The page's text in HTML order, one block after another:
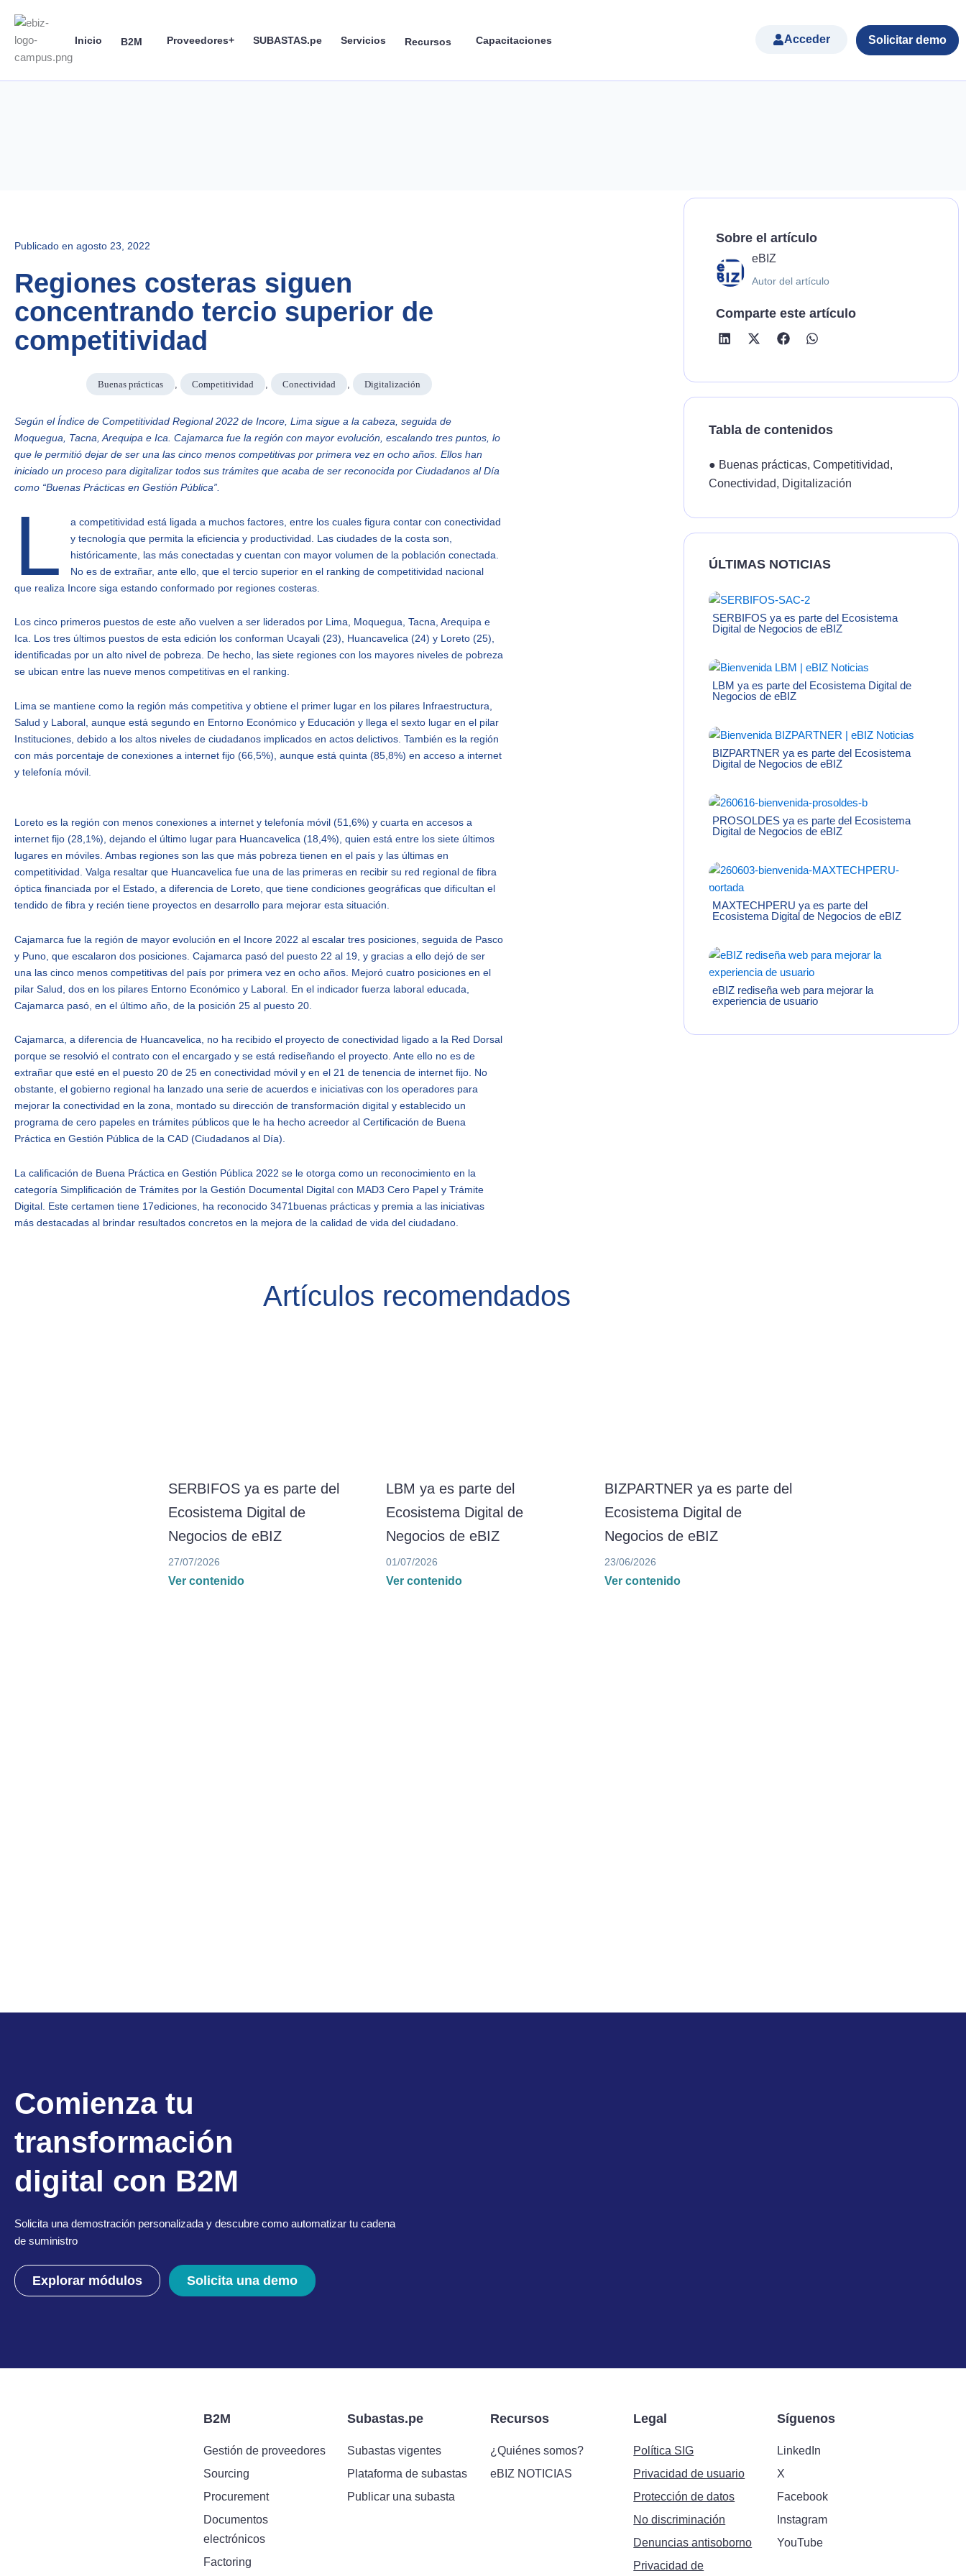
content
Inicio B2M Proveedores+ SUBASTAS.pe Servicios Recursos Capacitaciones Acceder Solicitar demo
Publicado en agosto 23, 2022
Regiones costeras siguen
concentrando tercio superior de
competitividad
Buenas prácticas , Competitividad , Conectividad , Digitalización
Según el Índice de Competitividad Regional 2022 de Incore, Lima sigue a la cabeza, seguida de
Moquegua, Tacna, Arequipa e Ica. Cajamarca fue la región con mayor evolución, escalando tres puntos, lo
que le permitió dejar de ser una las cinco menos competitivas por primera vez en ocho años. Ellos han
iniciado un proceso para digitalizar todos sus trámites que acaba de ser reconocida por Ciudadanos al Día
como “Buenas Prácticas en Gestión Pública”.
L
a competitividad está ligada a muchos factores, entre los cuales figura contar con conectividad
y tecnología que permita la eficiencia y productividad. Las ciudades de la costa son,
históricamente, las más conectadas y cuentan con mayor volumen de la población conectada.
No es de extrañar, ante ello, que el tercio superior en el ranking de competitividad nacional
que realiza Incore siga estando conformado por regiones costeras.
Los cinco primeros puestos de este año vuelven a ser liderados por Lima, Moquegua, Tacna, Arequipa e
Ica. Los tres últimos puestos de esta edición los conforman Ucayali (23), Huancavelica (24) y Loreto (25),
identificadas por un alto nivel de pobreza. De hecho, las siete regiones con los mayores niveles de pobreza
se ubican entre las nueve menos competitivas en el ranking.
Lima se mantiene como la región más competitiva y obtiene el primer lugar en los pilares Infraestructura,
Salud y Laboral, aunque está segundo en Entorno Económico y Educación y llega el sexto lugar en el pilar
Instituciones, debido a los altos niveles de ciudadanos implicados en actos delictivos. También es la región
con más porcentaje de conexiones a internet fijo (66,5%), aunque está quinta (85,8%) en acceso a internet
y telefonía móvil.
Loreto es la región con menos conexiones a internet y telefonía móvil (51,6%) y cuarta en accesos a
internet fijo (28,1%), dejando el último lugar para Huancavelica (18,4%), quien está entre los siete últimos
lugares en móviles. Ambas regiones son las que más pobreza tienen en el país y las últimas en
competitividad. Valga resaltar que Huancavelica fue una de las primeras en recibir su red regional de fibra
óptica financiada por el Estado, a diferencia de Loreto, que tiene condiciones geográficas que dificultan el
tendido de fibra y recién tiene proyectos en desarrollo para mejorar esta situación.
Cajamarca fue la región de mayor evolución en el Incore 2022 al escalar tres posiciones, seguida de Pasco
y Puno, que escalaron dos posiciones. Cajamarca pasó del puesto 22 al 19, y gracias a ello dejó de ser
una las cinco menos competitivas del país por primera vez en ocho años. Mejoró cuatro posiciones en el
pilar Salud, dos en los pilares Entorno Económico y Laboral. En el indicador fuerza laboral educada,
Cajamarca pasó, en el último año, de la posición 25 al puesto 20.
Cajamarca, a diferencia de Huancavelica, no ha recibido el proyecto de conectividad ligado a la Red Dorsal
porque se resolvió el contrato con el encargado y se está rediseñando el proyecto. Ante ello no es de
extrañar que esté en el puesto 20 de 25 en conectividad móvil y en el 21 de tenencia de internet fijo. No
obstante, el gobierno regional ha lanzado una serie de acuerdos e iniciativas con los operadores para
mejorar la conectividad en la zona, montado su dirección de transformación digital y establecido un
programa de cero papeles en trámites públicos que le ha hecho acreedor al Certificación de Buena
Práctica en Gestión Pública de la CAD (Ciudadanos al Día).
La calificación de Buena Práctica en Gestión Pública 2022 se le otorga como un reconocimiento en la
categoría Simplificación de Trámites por la Gestión Documental Digital con MAD3 Cero Papel y Trámite
Digital. Este certamen tiene 17ediciones, ha reconocido 3471buenas prácticas y premia a las iniciativas
más destacadas al brindar resultados concretos en la mejora de la calidad de vida del ciudadano.
Sobre el artículo
eBIZ
Autor del artículo
Comparte este artículo
Tabla de contenidos
● Buenas prácticas, Competitividad,
Conectividad, Digitalización
ÚLTIMAS NOTICIAS
SERBIFOS ya es parte del Ecosistema
Digital de Negocios de eBIZ
LBM ya es parte del Ecosistema Digital de
Negocios de eBIZ
BIZPARTNER ya es parte del Ecosistema
Digital de Negocios de eBIZ
PROSOLDES ya es parte del Ecosistema
Digital de Negocios de eBIZ
MAXTECHPERU ya es parte del
Ecosistema Digital de Negocios de eBIZ
eBIZ rediseña web para mejorar la
experiencia de usuario
Artículos recomendados
SERBIFOS ya es parte del
Ecosistema Digital de
Negocios de eBIZ
27/07/2026
Ver contenido
LBM ya es parte del
Ecosistema Digital de
Negocios de eBIZ
01/07/2026
Ver contenido
BIZPARTNER ya es parte del
Ecosistema Digital de
Negocios de eBIZ
23/06/2026
Ver contenido
Comienza tu
transformación
digital con B2M
Solicita una demostración personalizada y descubre como automatizar tu cadena
de suministro
Explorar módulos Solicita una demo
B2M
Gestión de proveedores
Sourcing
Procurement
Documentos
electrónicos
Factoring
Subastas.pe
Subastas vigentes
Plataforma de subastas
Publicar una subasta
Recursos
¿Quiénes somos?
eBIZ NOTICIAS
Legal
Política SIG
Privacidad de usuario
Protección de datos
No discriminación
Denuncias antisoborno
Privacidad de
Síguenos
LinkedIn
X
Facebook
Instagram
YouTube